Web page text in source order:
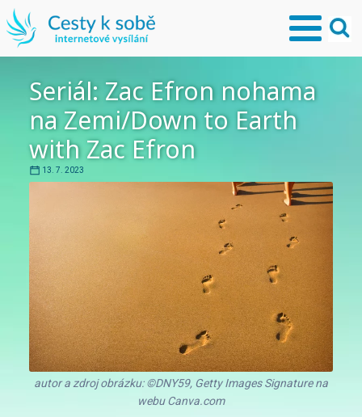
Seriál: Zac Efron nohama
na Zemi/Down to Earth
with Zac Efron
13. 7. 2023
autor a zdroj obrázku: ©DNY59, Getty Images Signature na
webu Canva.com